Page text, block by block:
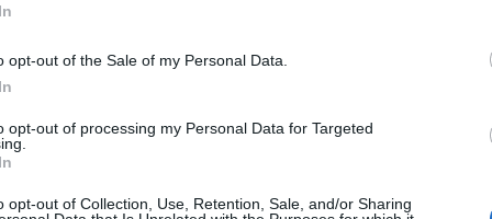
opt-out of the Sale of my Personal Data.
opt-out of processing my Personal Data for Targeted
opt-out of Collection, Use, Retention, Sale, and/or Sharing
EastMed έρχεται να συμβάλει στη
«που σέβεται το Διεθνές Δίκαιο και παγιώνει
σθεναρά και από τις Ηνωμένες
παράλληλα την ικανοποίησή του για την
and Energy Partnership Act από την